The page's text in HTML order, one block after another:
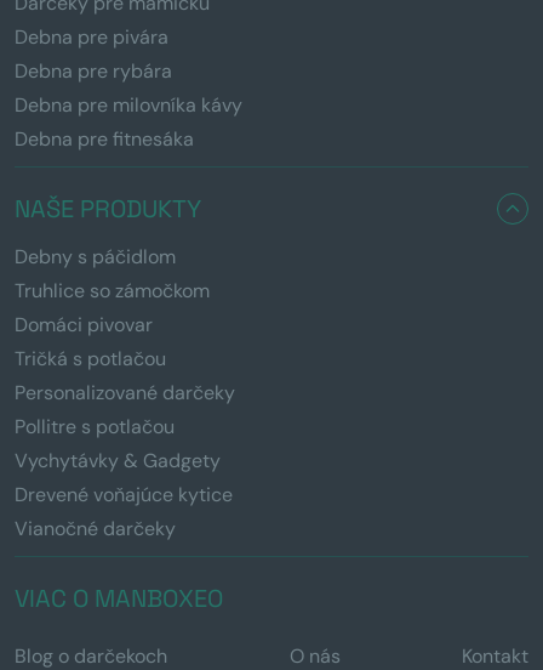
Debna pre pivára
Debna pre rybára
Debna pre milovníka kávy
Debna pre fitnesáka
NAŠE PRODUKTY
Debny s páčidlom
Truhlice so zámočkom
Domáci pivovar
Tričká s potlačou
Personalizované darčeky
Pollitre s potlačou
Vychytávky & Gadgety
Drevené voňajúce kytice
Vianočné darčeky
VIAC O MANBOXEO
Blog o darčekoch O nás Kontakt